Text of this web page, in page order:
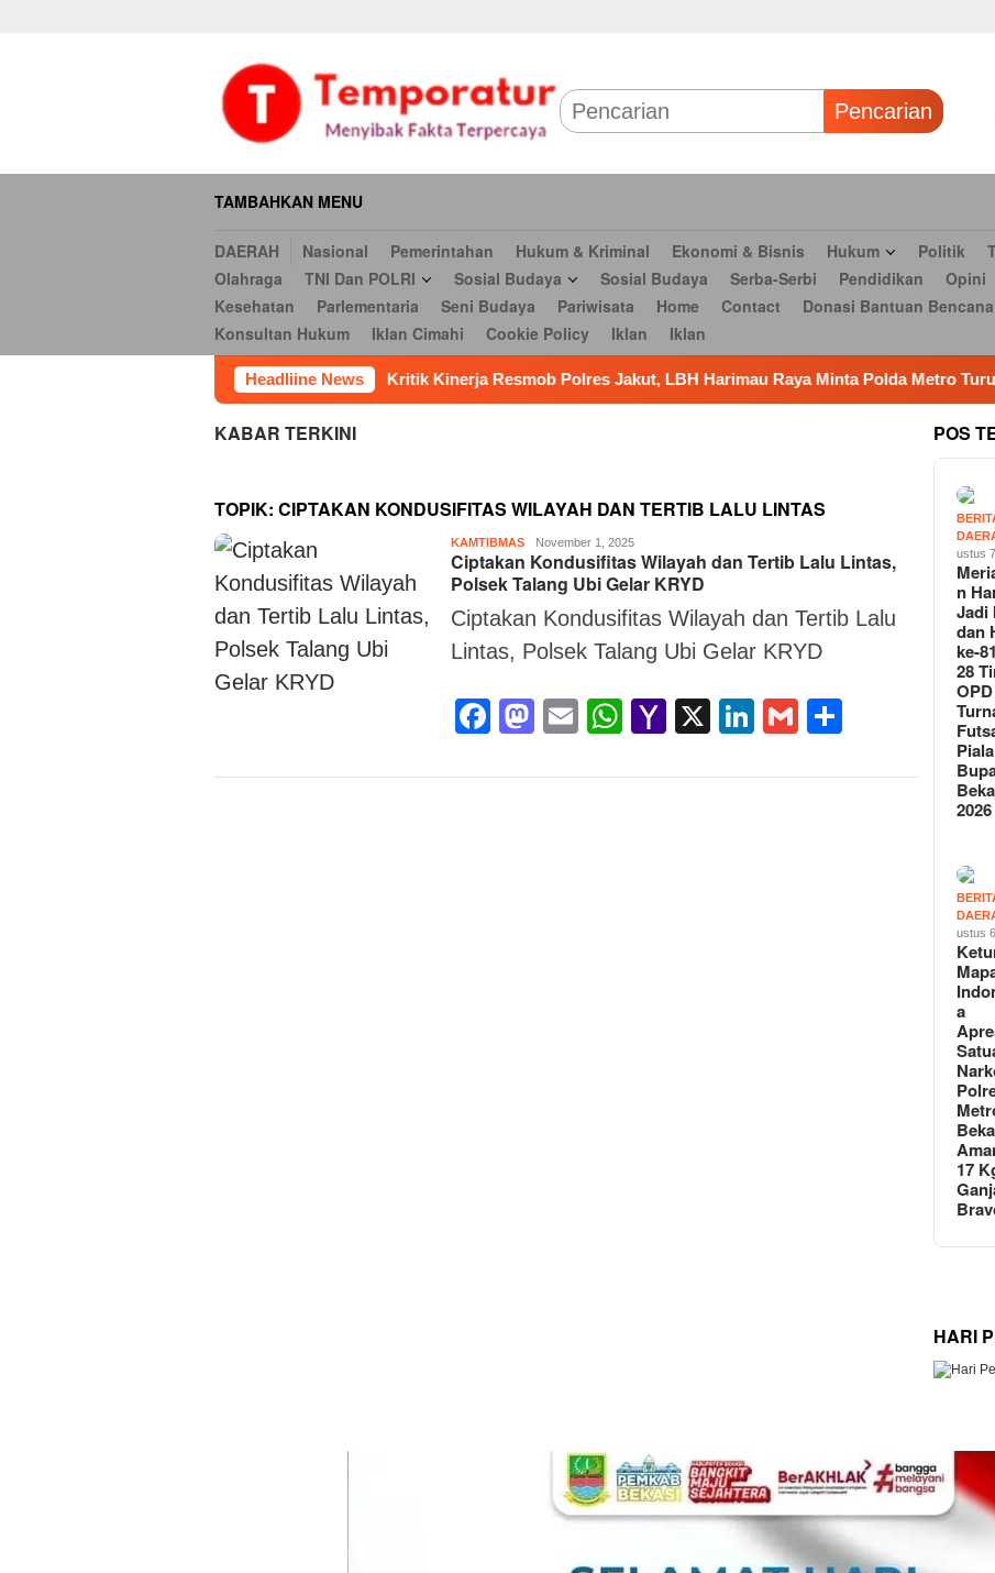
Pencarian
TAMBAHKAN MENU
DAERAH Nasional Pemerintahan Hukum & Kriminal Ekonomi & Bisnis Hukum Politik
Olahraga
TNI Dan POLRI Sosial Budaya Sosial Budaya Serba-Serbi Pendidikan Opini
Kesehatan
Parlementaria Seni Budaya Pariwisata Home Contact
Donasi Bantuan
Konsultan Hukum
Iklan Cimahi Cookie Policy Iklan Iklan
Headliine News
Kritik Kinerja Resmob Polres Jakut, LBH Harimau Raya Minta Polda Metro Turun Tangan Peta
KABAR TERKINI
TOPIK: CIPTAKAN KONDUSIFITAS WILAYAH DAN TERTIB LALU LINTAS
KAMTIBMAS Suryo
S
November 1, 2025
Ciptakan Kondusifitas Wilayah dan Tertib Lalu Lintas,
Polsek Talang Ubi Gelar KRYD
Ciptakan Kondusifitas Wilayah dan Tertib Lalu
Lintas, Polsek Talang Ubi Gelar KRYD
Facebook
Mastodon
EmailWhatsApp
Yahoo
X LinkedIn
Gmail
POS
ustus
n
Jadi
dan
ke-
28
Piala
2026
ustus
a
17
HARI
Religi
Cookie Policy Iklan Iklan